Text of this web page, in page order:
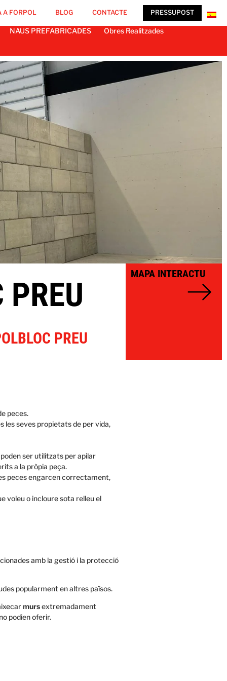
A FORPOL BLOG CONTACTE PRESSUPOST
NAUS PREFABRICADES Obres Realitzades
MAPA INTERACTU
PREU
PREU
peces.
les seves propietats de per vida,
ser utilitzats per apilar
a la pròpia peça.
peces engarcen correctament,
voleu o incloure sota relleu el
amb la gestió i la protecció
popularment en altres països.
mursextremadament
podien oferir.